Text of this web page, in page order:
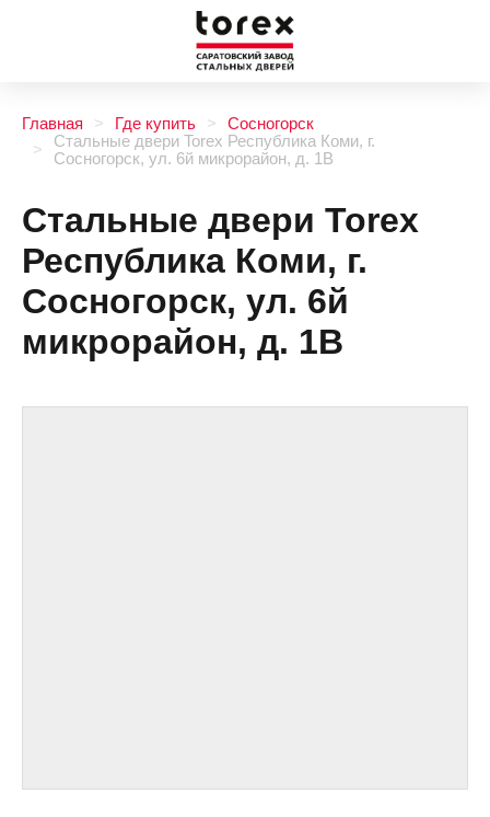
Главная Где купить
Сосногорск
Стальные двери Torex Республика Коми, г.
Сосногорск, ул. 6й микрорайон, д. 1В
Стальные двери Torex
Республика Коми, г.
Сосногорск, ул. 6й
микрорайон, д. 1В